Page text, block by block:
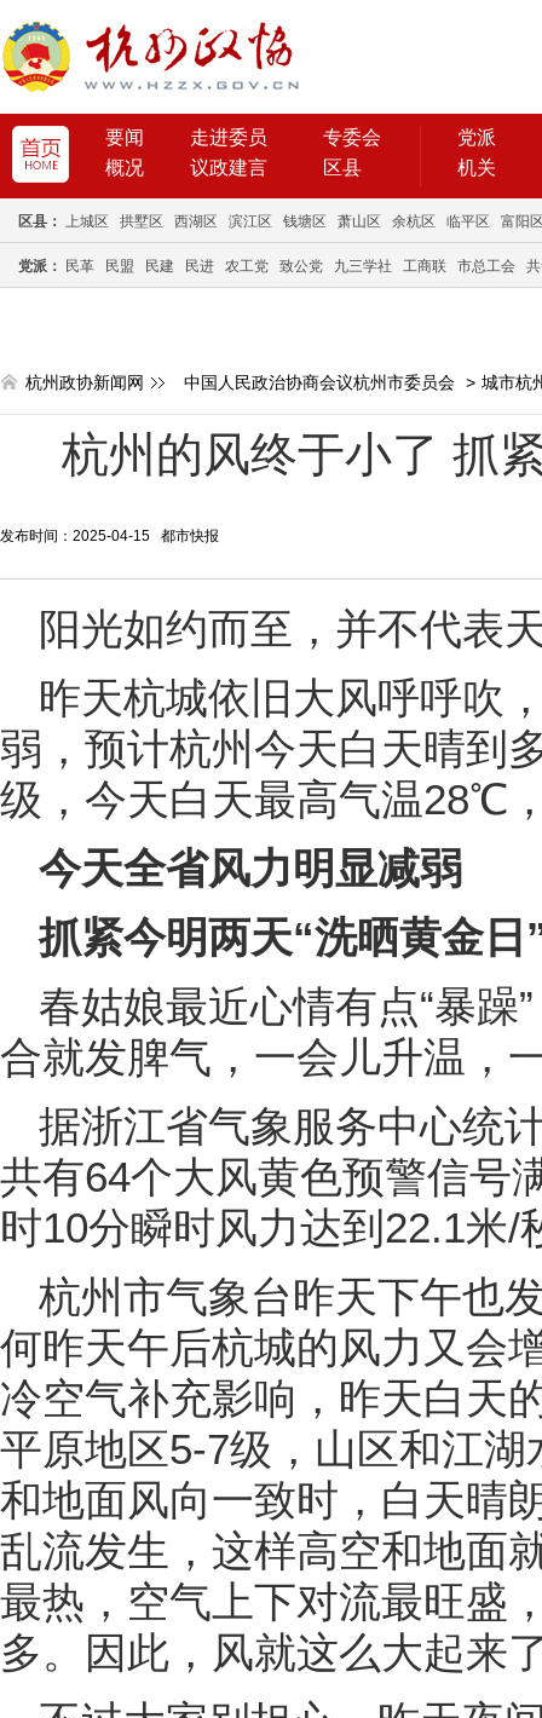
要闻 走进委员
专委会
概况
议政建言 区县
党派
机关
区县： 上城区 拱墅区 西湖区 滨江区 钱塘区 萧山区 余杭区 临平区 富阳
党派： 民革 民盟 民建 民进 农工党 致公党 九三学社 工商联 市总工会
杭州政协新闻网 中国人民政治协商会议杭州市委员会 > 城市杭
杭州的风终于小了 抓
发布时间：2025-04-15 都市快报
阳光如约而至，并不代表
昨天杭城依旧大风呼呼吹
弱，预计杭州今天白天晴到
级，今天白天最高气温28℃
今天全省风力明显减弱
抓紧今明两天“洗晒黄金日
春姑娘最近心情有点“暴躁
合就发脾气，一会儿升温，
据浙江省气象服务中心统
共有64个大风黄色预警信号
时10分瞬时风力达到22.1米/
杭州市气象台昨天下午也
何昨天午后杭城的风力又会
冷空气补充影响，昨天白天
平原地区5-7级，山区和江
和地面风向一致时，白天晴
乱流发生，这样高空和地面
最热，空气上下对流最旺盛
多。因此，风就这么大起来